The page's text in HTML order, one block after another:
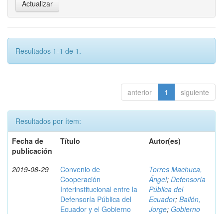
Resultados 1-1 de 1.
anterior 1 siguiente
Resultados por ítem:
Fecha de
publicación
Título Autor(es)
2019-08-29
Convenio de
Cooperación
Interinstitucional entre la
Defensoría Pública del
Ecuador y el Gobierno
Torres Machuca,
Ángel; Defensoría
Pública del
Ecuador; Bailón,
Jorge; Gobierno